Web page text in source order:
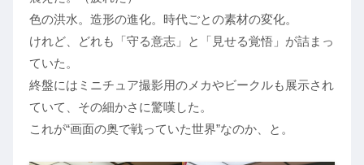
色の洪水。造形の進化。時代ごとの素材の変化。
けれど、どれも「守る意志」と「見せる覚悟」が詰まっ
ていた。
終盤にはミニチュア撮影用のメカやビークルも展示され
ていて、その細かさに驚嘆した。
これが“画面の奥で戦っていた世界”なのか、と。